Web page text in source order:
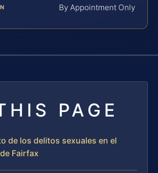
By Appointment Only
PAGE
de los delitos sexuales en el
Fairfax